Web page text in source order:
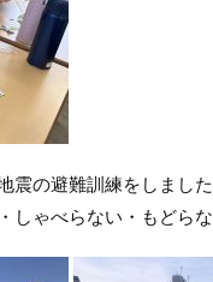
の避難訓練をしまし
ゃべらない・もどら